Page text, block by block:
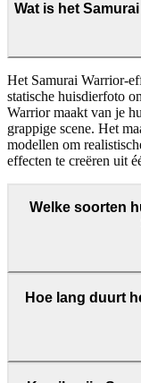
Wat is het
Het Samurai Warrior-
statische huisdierfoto
Warrior maakt van je
grappige scene. Het
modellen om
effecten te creëren uit
Welke soorten
Hoe lang duurt